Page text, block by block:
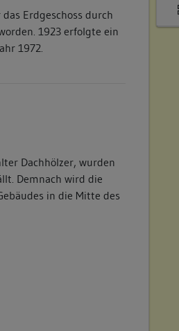
Erdgeschoss durch
1923 erfolgte ein
1972.
Dachhölzer, wurden
Demnach wird die
in die Mitte des